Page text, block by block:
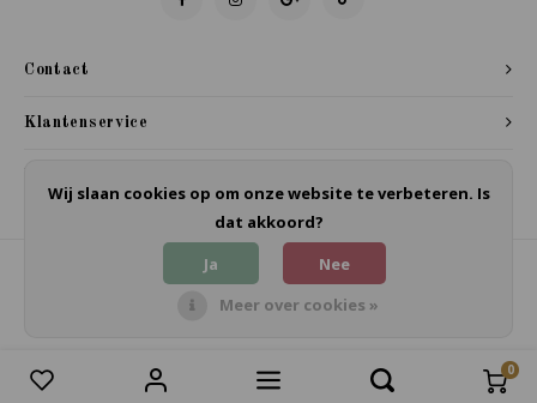
0
Contact
Klantenservice
© Copyright 2026 Biezonder - Powered byLightspeed
Vergelijk producten 0
Wij slaan cookies op om onze website te verbeteren. Is
dat akkoord?
Ja
Nee
Meer over cookies »